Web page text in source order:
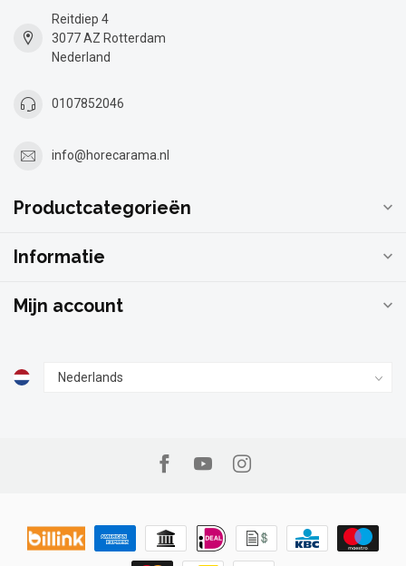
Reitdiep 4
3077 AZ Rotterdam
Nederland
0107852046
info@horecarama.nl
Productcategorieën
Informatie
Mijn account